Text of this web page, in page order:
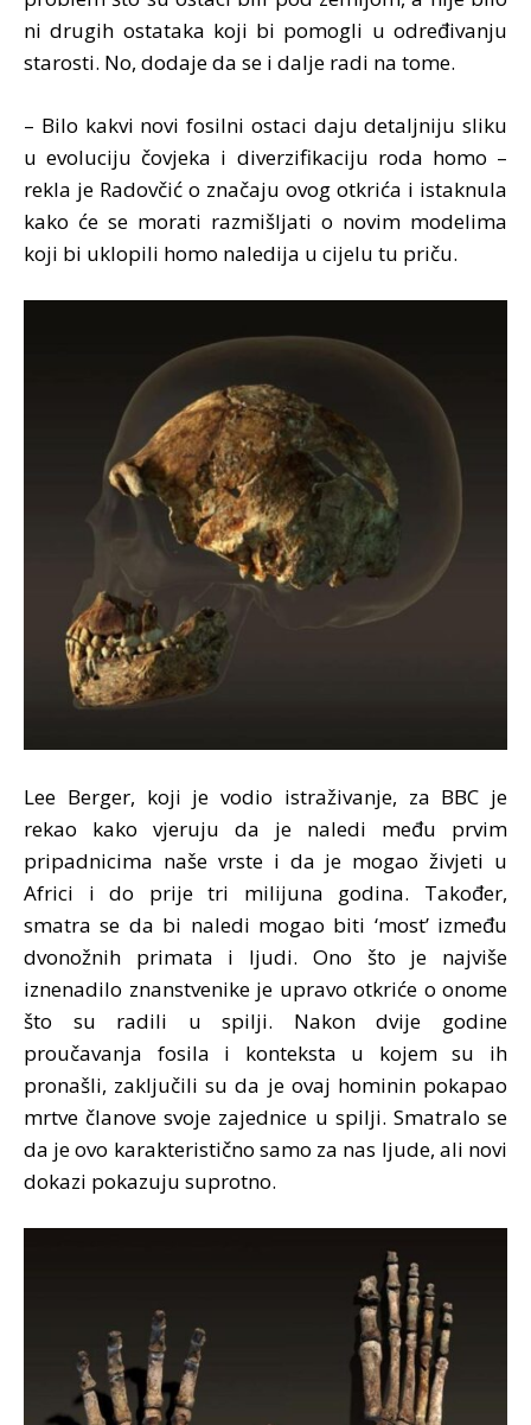
ni drugih ostataka koji bi pomogli u određivanju
starosti. No, dodaje da se i dalje radi na tome.
– Bilo kakvi novi fosilni ostaci daju detaljniju sliku
u evoluciju čovjeka i diverzifikaciju roda homo –
rekla je Radovčić o značaju ovog otkrića i istaknula
kako će se morati razmišljati o novim modelima
koji bi uklopili homo naledija u cijelu tu priču.
Lee Berger, koji je vodio istraživanje, za BBC je
rekao kako vjeruju da je naledi među prvim
pripadnicima naše vrste i da je mogao živjeti u
Africi i do prije tri milijuna godina. Također,
smatra se da bi naledi mogao biti ‘most’ između
dvonožnih primata i ljudi. Ono što je najviše
iznenadilo znanstvenike je upravo otkriće o onome
što su radili u spilji. Nakon dvije godine
proučavanja fosila i konteksta u kojem su ih
pronašli, zaključili su da je ovaj hominin pokapao
mrtve članove svoje zajednice u spilji. Smatralo se
da je ovo karakteristično samo za nas ljude, ali novi
dokazi pokazuju suprotno.